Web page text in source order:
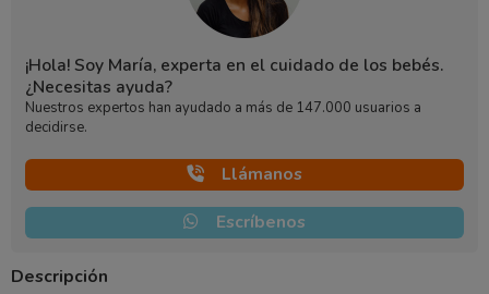
¡Hola! Soy María, experta en el cuidado de los bebés.
¿Necesitas ayuda?
Nuestros expertos han ayudado a más de 147.000 usuarios a
decidirse.
Llámanos
Escríbenos
Descripción